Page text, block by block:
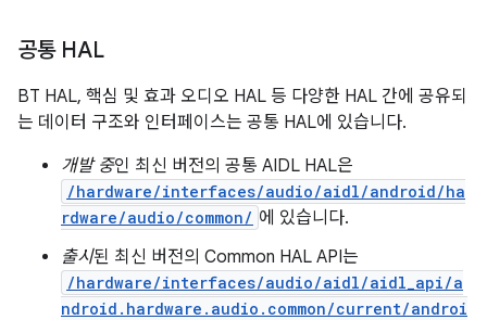
공통 HAL
BT HAL, 핵심 및 효과 오디오 HAL 등 다양한 HAL 간에 공유되
는 데이터 구조와 인터페이스는 공통 HAL에 있습니다.
개발 중인 최신 버전의 공통 AIDL HAL은
/hardware/interfaces/audio/aidl/android/ha
rdware/audio/common/ 에 있습니다.
출시된 최신 버전의 Common HAL API는
/hardware/interfaces/audio/aidl/aidl_api/a
ndroid.hardware.audio.common/current/androi